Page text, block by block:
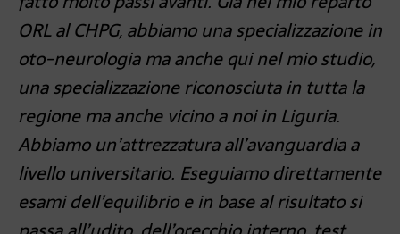
ORL al CHPG, abbiamo una specializzazione in
oto-neurologia ma anche qui nel mio studio,
una specializzazione riconosciuta in tutta la
regione ma anche vicino a noi in Liguria.
Abbiamo un’attrezzatura all’avanguardia a
livello universitario. Eseguiamo direttamente
esami dell’equilibrio e in base al risultato si